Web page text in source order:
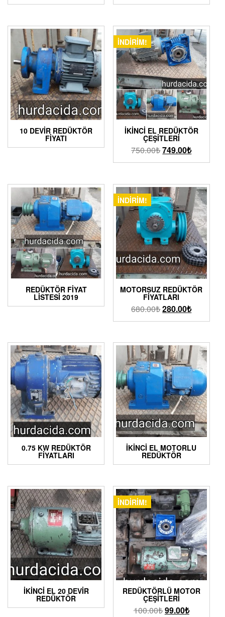
10 DEVIR REDÜKTÖR
FIYATI
İNDIRIM!
İKINCI EL REDÜKTÖR
ÇEŞITLERI
750.00₺749.00₺
REDÜKTÖR FIYAT
LISTESI 2019
İNDIRIM!
MOTORSUZ REDÜKTÖR
FIYATLARI
680.00₺280.00₺
0.75 KW REDÜKTÖR
FIYATLARI
İKINCI EL MOTORLU
REDÜKTÖR
İKINCI EL 20 DEVIR
REDÜKTÖR
İNDIRIM!
REDÜKTÖRLÜ MOTOR
ÇEŞITLERI
100.00₺99.00₺